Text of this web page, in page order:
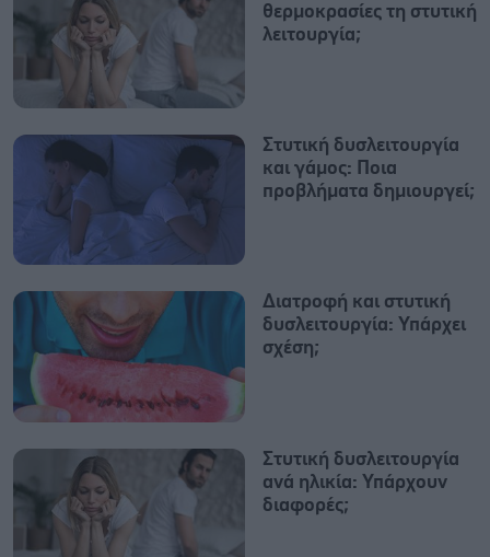
θερμοκρασίες τη στυτική
λειτουργία;
Στυτική δυσλειτουργία
και γάμος: Ποια
προβλήματα δημιουργεί;
Διατροφή και στυτική
δυσλειτουργία: Υπάρχει
σχέση;
Στυτική δυσλειτουργία
ανά ηλικία: Υπάρχουν
διαφορές;